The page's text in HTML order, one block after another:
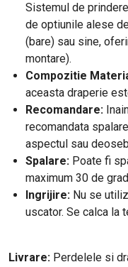
Sistemul de
de optiunile alese
(bare) sau sine,
montare).
Compozitie
aceasta draperie
Recomandare:
recomandata
aspectul sau
Spalare: Poate fi
maximum 30 de
Ingrijire: Nu se
uscator. Se calca la
Livrare: Perdelele si